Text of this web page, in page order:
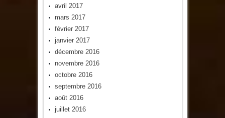
avril 2017
mars 2017
février 2017
janvier 2017
décembre 2016
novembre 2016
octobre 2016
septembre 2016
août 2016
juillet 2016